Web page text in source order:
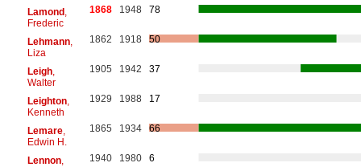
Lamond,
Frederic
1868 1948 78
Lehmann,
Liza
1862 1918 50
Leigh,
Walter
1905 1942 37
Leighton,
Kenneth
1929 1988 17
Lemare,
Edwin H.
1865 1934 66
Lennon,
1940 1980 6